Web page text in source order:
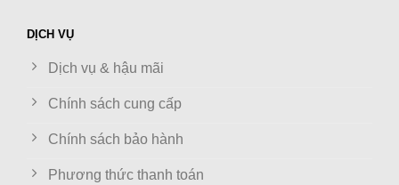
DỊCH VỤ
Dịch vụ & hậu mãi
Chính sách cung cấp
Chính sách bảo hành
Phương thức thanh toán